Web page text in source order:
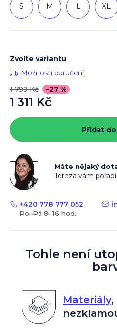
S M L XL
Zvolte variantu
Možnosti doručení
1 799 Kč
–27 %
1 311 Kč
cena:
Přidat
Máte nějaký
Tereza vám poradí
+420 778 777 052
Tohle není
Materiály,